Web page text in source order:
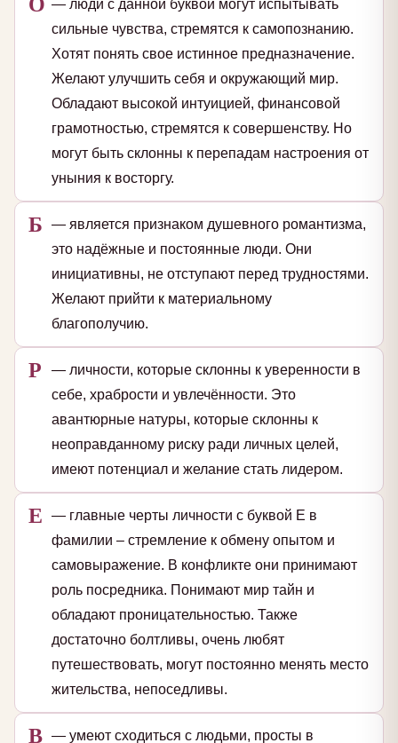
— люди с данной буквой могут испытывать
сильные чувства, стремятся к самопознанию.
Хотят понять свое истинное предназначение.
Желают улучшить себя и окружающий мир.
Обладают высокой интуицией, финансовой
грамотностью, стремятся к совершенству. Но
могут быть склонны к перепадам настроения от
уныния к восторгу.
Б
— является признаком душевного романтизма,
это надёжные и постоянные люди. Они
инициативны, не отступают перед трудностями.
Желают прийти к материальному
благополучию.
Р
— личности, которые склонны к уверенности в
себе, храбрости и увлечённости. Это
авантюрные натуры, которые склонны к
неоправданному риску ради личных целей,
имеют потенциал и желание стать лидером.
Е
— главные черты личности с буквой Е в
фамилии – стремление к обмену опытом и
самовыражение. В конфликте они принимают
роль посредника. Понимают мир тайн и
обладают проницательностью. Также
достаточно болтливы, очень любят
путешествовать, могут постоянно менять место
жительства, непоседливы.
В — умеют сходиться с людьми, просты в